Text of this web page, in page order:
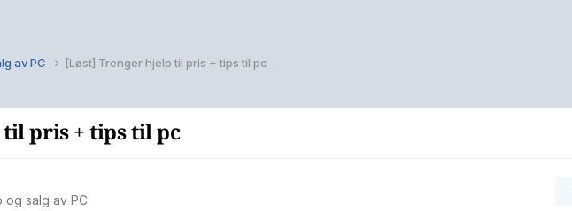
av PC [Løst] Trenger hjelp til pris + tips til pc
pris + tips til pc
og salg av PC